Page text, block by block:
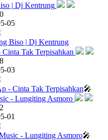
05
Biso | Dj Kentrung
03
- Cinta Tak Terpisahkan🎤
01
- Lungiting Asmoro🎤